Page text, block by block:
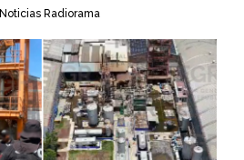
Noticias Radiorama